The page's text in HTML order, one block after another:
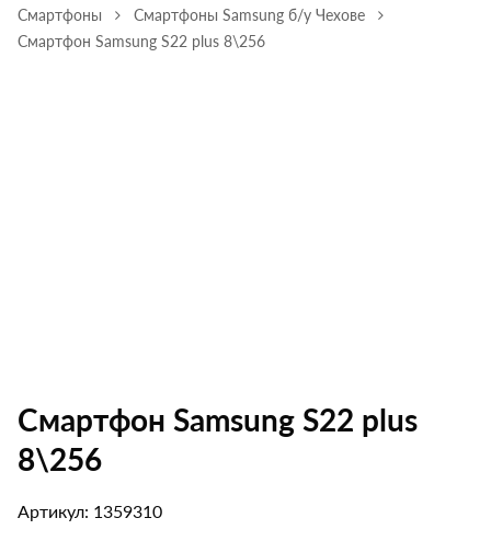
Смартфоны
Смартфоны Samsung б/у Чехове
Смартфон Samsung S22 plus 8\256
Смартфон Samsung S22 plus
8\256
Артикул: 1359310